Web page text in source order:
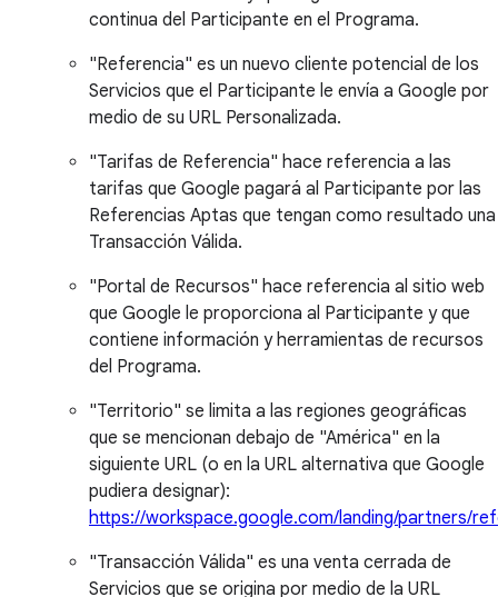
continua del Participante en el Programa.
"Referencia" es un nuevo cliente potencial de los
Servicios que el Participante le envía a Google por
medio de su URL Personalizada.
"Tarifas de Referencia" hace referencia a las
tarifas que Google pagará al Participante por las
Referencias Aptas que tengan como resultado una
Transacción Válida.
"Portal de Recursos" hace referencia al sitio web
que Google le proporciona al Participante y que
contiene información y herramientas de recursos
del Programa.
"Territorio" se limita a las regiones geográficas
que se mencionan debajo de "América" en la
siguiente URL (o en la URL alternativa que Google
pudiera designar):
https://workspace.google.com/landing/partners/
"Transacción Válida" es una venta cerrada de
Servicios que se origina por medio de la URL